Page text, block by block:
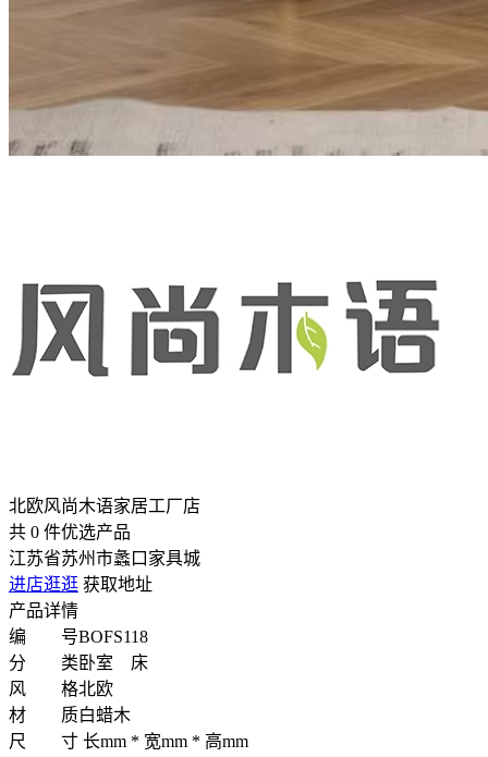
北欧风尚木语家居工厂店
共 0 件优选产品
江苏省苏州市蠡口家具城
进店逛逛 获取地址
产品详情
编 号BOFS118
分 类卧室 床
风 格北欧
材 质白蜡木
尺 寸 长mm * 宽mm * 高mm